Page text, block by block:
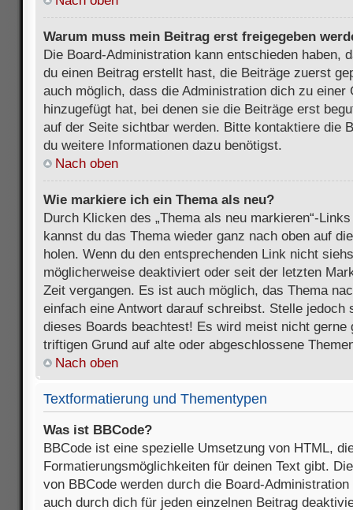
Warum muss mein Beitrag erst freigegeben
Die Board-Administration kann entschieden haben,
du einen Beitrag erstellt hast, die Beiträge zuerst
auch möglich, dass die Administration dich zu einer
hinzugefügt hat, bei denen sie die Beiträge erst
auf der Seite sichtbar werden. Bitte kontaktiere die
du weitere Informationen dazu benötigst.
Nach oben
Wie markiere ich ein Thema als neu?
Durch Klicken des „Thema als neu markieren“-
kannst du das Thema wieder ganz nach oben auf
holen. Wenn du den entsprechenden Link nicht
möglicherweise deaktiviert oder seit der letzten
Zeit vergangen. Es ist auch möglich, das Thema
einfach eine Antwort darauf schreibst. Stelle jedoch
dieses Boards beachtest! Es wird meist nicht gerne
triftigen Grund auf alte oder abgeschlossene
Nach oben
Textformatierung und Thementypen
Was ist BBCode?
BBCode ist eine spezielle Umsetzung von HTML,
Formatierungsmöglichkeiten für deinen Text gibt.
von BBCode werden durch die Board-
auch durch dich für jeden einzelnen Beitrag